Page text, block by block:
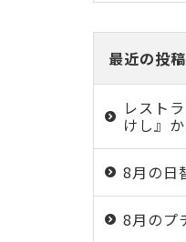
最近の投稿
レスト
けし』
8月の日
8月のプ